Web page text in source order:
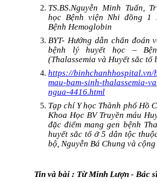
TS.BS.Nguyễn Minh Tuấn,
học Bệnh viện Nhi đồng 1
Bệnh Hemoglobin
BYT- Hướng dẫn chẩn đoán
bệnh lý huyết học –
(Thalassemia và Huyết sắc tố
https://binhchanhhospital.vn/
mau-bam-sinh-thalassemia-
ngua-4416.html
Tạp chí Y học Thành phố Hồ
Khoa Học BV Truyền máu
đặc điểm mang gen bệnh
huyết sắc tố ở 5 dân tộc
bộ, Nguyễn Bá Chung và cộng
Tin và bài : Từ Minh Lượn - Bác